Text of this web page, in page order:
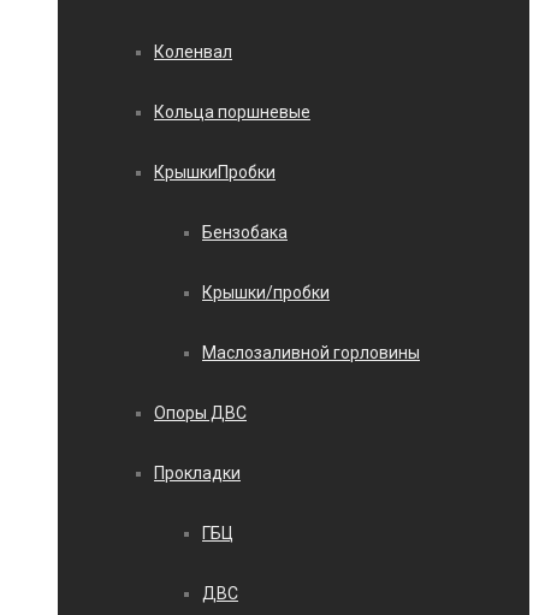
Коленвал
Кольца поршневые
КрышкиПробки
Бензобака
Крышки/пробки
Маслозаливной горловины
Опоры ДВС
Прокладки
ГБЦ
ДВС